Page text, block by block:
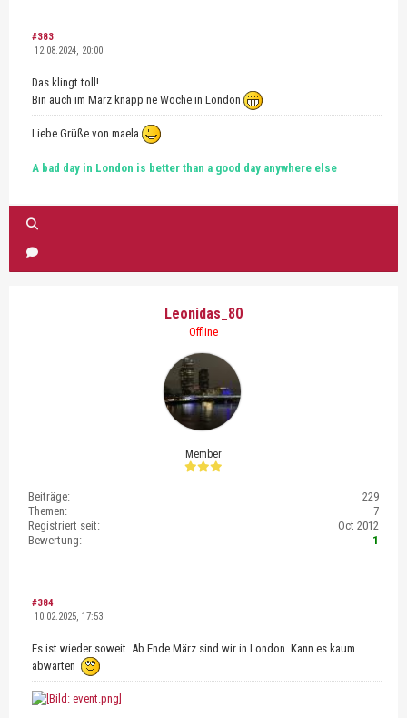
#383
12.08.2024, 20:00
Das klingt toll!
Bin auch im März knapp ne Woche in London
Liebe Grüße von maela
A bad day in London is better than a good day anywhere else
Leonidas_80
Offline
Member
Beiträge:
229
Themen:
7
Registriert seit:
Oct 2012
Bewertung:
1
#384
10.02.2025, 17:53
Es ist wieder soweit. Ab Ende März sind wir in London. Kann es kaum
abwarten